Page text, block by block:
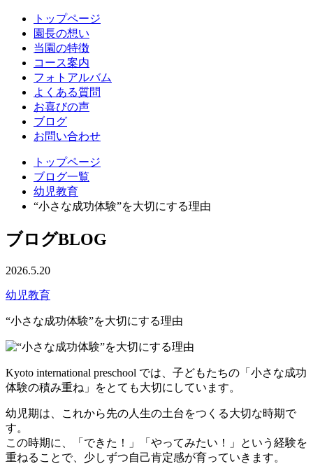
トップページ
園長の想い
当園の特徴
コース案内
フォトアルバム
よくある質問
お喜びの声
ブログ
お問い合わせ
トップページ
ブログ一覧
幼児教育
“小さな成功体験”を大切にする理由
ブログBLOG
2026.5.20
幼児教育
“小さな成功体験”を大切にする理由
Kyoto international preschool では、子どもたちの「小さな成功
体験の積み重ね」をとても大切にしています。
幼児期は、これから先の人生の土台をつくる大切な時期で
す。
この時期に、「できた！」「やってみたい！」という経験を
重ねることで、少しずつ自己肯定感が育っていきます。